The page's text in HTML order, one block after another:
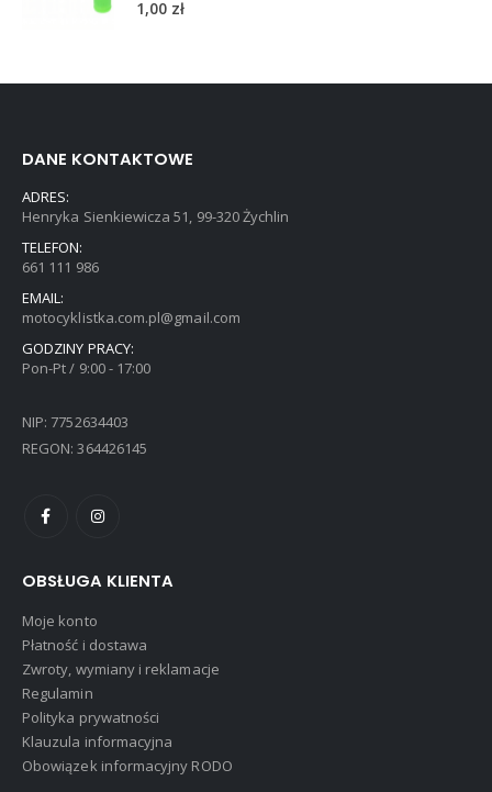
1,00 zł
DANE KONTAKTOWE
ADRES:
Henryka Sienkiewicza 51, 99-320 Żychlin
TELEFON:
661 111 986
EMAIL:
motocyklistka.com.pl@gmail.com
GODZINY PRACY:
Pon-Pt / 9:00 - 17:00
NIP: 7752634403
REGON: 364426145
OBSŁUGA KLIENTA
Moje konto
Płatność i dostawa
Zwroty, wymiany i reklamacje
Regulamin
Polityka prywatności
Klauzula informacyjna
Obowiązek informacyjny RODO